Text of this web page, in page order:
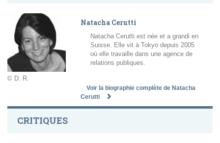
© D. R.
Natacha Cerutti
Natacha Cerutti est née et a grandi en
Suisse. Elle vit à Tokyo depuis 2005
où elle travaille dans une agence de
relations publiques.
Voir la biographie complète de Natacha
Cerutti
CRITIQUES